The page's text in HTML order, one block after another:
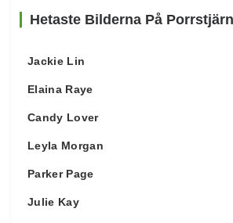
Hetaste Bilderna På
Jackie Lin
Elaina Raye
Candy Lover
Leyla Morgan
Parker Page
Julie Kay